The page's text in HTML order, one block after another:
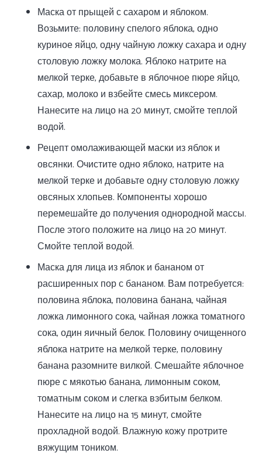
Маска от прыщей с сахаром и яблоком.
Возьмите: половину спелого яблока, одно
куриное яйцо, одну чайную ложку сахара и одну
столовую ложку молока. Яблоко натрите на
мелкой терке, добавьте в яблочное пюре яйцо,
сахар, молоко и взбейте смесь миксером.
Нанесите на лицо на 20 минут, смойте теплой
водой.
Рецепт омолаживающей маски из яблок и
овсянки. Очистите одно яблоко, натрите на
мелкой терке и добавьте одну столовую ложку
овсяных хлопьев. Компоненты хорошо
перемешайте до получения однородной массы.
После этого положите на лицо на 20 минут.
Смойте теплой водой.
Маска для лица из яблок и бананом от
расширенных пор с бананом. Вам потребуется:
половина яблока, половина банана, чайная
ложка лимонного сока, чайная ложка томатного
сока, один яичный белок. Половину очищенного
яблока натрите на мелкой терке, половину
банана разомните вилкой. Смешайте яблочное
пюре с мякотью банана, лимонным соком,
томатным соком и слегка взбитым белком.
Нанесите на лицо на 15 минут, смойте
прохладной водой. Влажную кожу протрите
вяжущим тоником.